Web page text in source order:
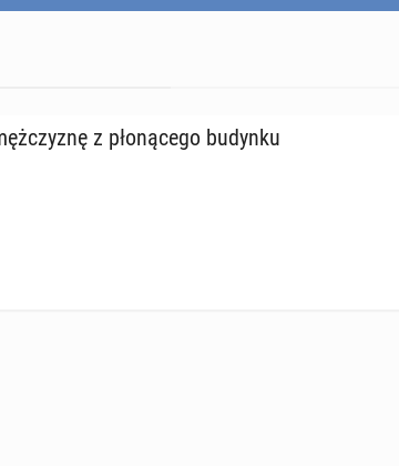
z pło­ną­ce­go budynku